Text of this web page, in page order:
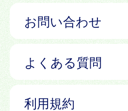
お問い合わせ
よくある質問
利用規約